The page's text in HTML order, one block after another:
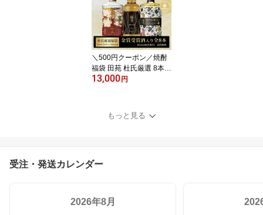
プリン体ゼロ 還暦祝 御
礼 御祝 内祝 感謝 母 父
〈焼酎6082〉
＼500円クーポン／焼酎
福袋 田苑 杜氏厳選 8本
セット 麦焼酎 芋焼酎 米
まとめ買い〈焼酎6230〉
13,000円
もっと見る
受注・発送カレンダー
2026年8月